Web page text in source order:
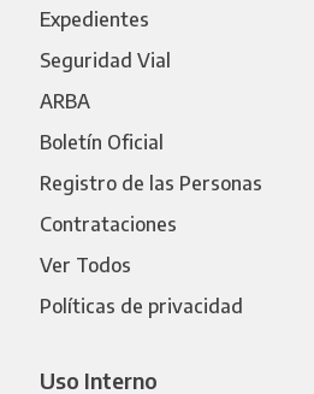
Expedientes
Seguridad Vial
ARBA
Boletín Oficial
Registro de las Personas
Contrataciones
Ver Todos
Políticas de privacidad
Uso Interno